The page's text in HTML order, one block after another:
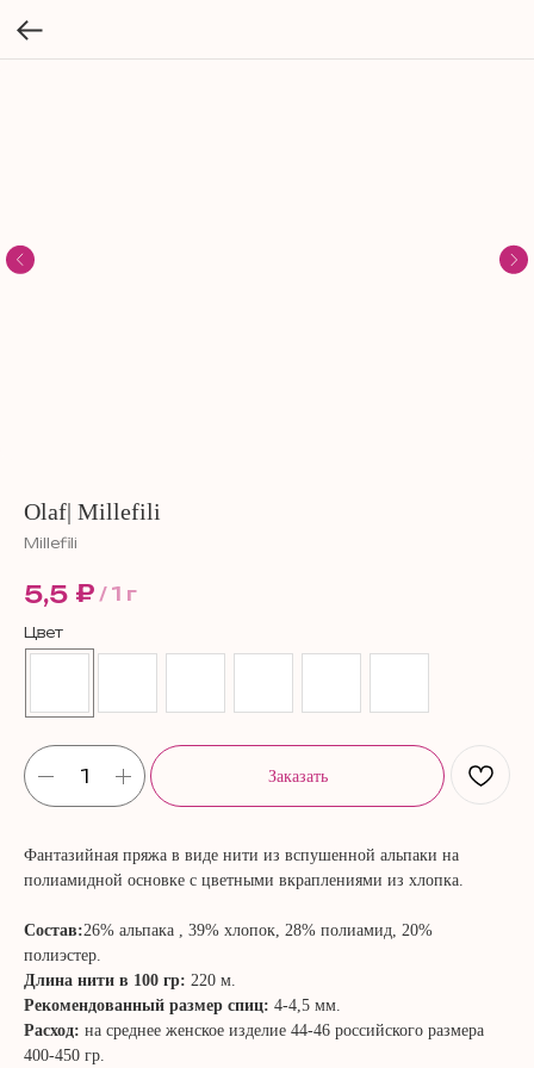
Olaf| Millefili
Millefili
5,5 ₽ / 1 г
Цвет
Заказать
Фантазийная пряжа в виде нити из вспушенной альпаки на
полиамидной основке с цветными вкраплениями из хлопка.
Состав:26% альпака , 39% хлопок, 28% полиамид, 20%
полиэстер.
Длина нити в 100 гр: 220 м.
Рекомендованный размер спиц: 4-4,5 мм.
Расход: на среднее женское изделие 44-46 российского размера
400-450 гр.